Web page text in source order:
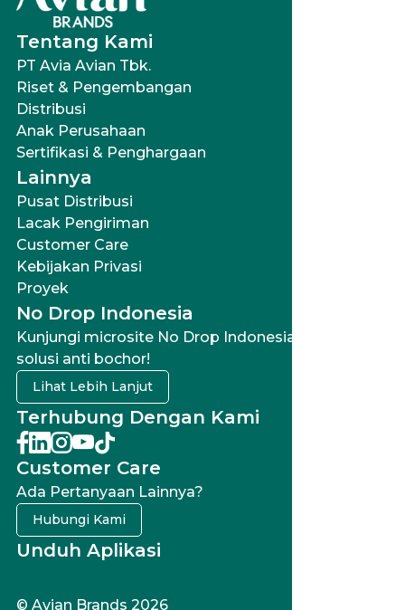
Tentang Kami
PT Avia Avian Tbk.
Riset & Pengembangan
Distribusi
Anak Perusahaan
Sertifikasi & Penghargaan
Lainnya
Pusat Distribusi
Lacak Pengiriman
Customer Care
Kebijakan Privasi
Proyek
No Drop Indonesia
Kunjungi microsite No Drop Indonesia untuk
solusi anti bochor!
Lihat Lebih Lanjut
Terhubung Dengan Kami
Customer Care
Ada Pertanyaan Lainnya?
Hubungi Kami
Unduh Aplikasi
© Avian Brands 2026